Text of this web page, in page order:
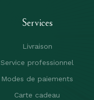
Services
Livraison
Service professionnel
Modes de paiements
Carte cadeau